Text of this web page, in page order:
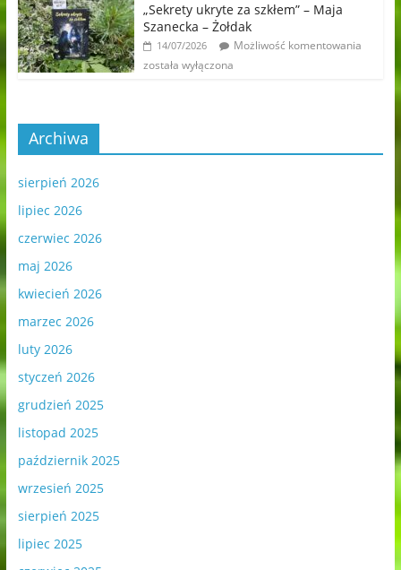
„Sekrety ukryte za szkłem” – Maja
Szanecka – Żołdak
14/07/2026
Możliwość komentowania
została wyłączona
Archiwa
sierpień 2026
lipiec 2026
czerwiec 2026
maj 2026
kwiecień 2026
marzec 2026
luty 2026
styczeń 2026
grudzień 2025
listopad 2025
październik 2025
wrzesień 2025
sierpień 2025
lipiec 2025